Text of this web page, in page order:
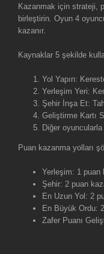
Kazanmak için strateji,
birleştirin. Oyun 4
kazanır.
Kaynaklar 5 şekilde
Yol Yapın:
Yerleşim Yeri:
Şehir İnşa Et:
Geliştirme Kartı
Diğer
Puan kazanma yolları
Yerleşim: 1 puan
Şehir: 2 puan
En Uzun Yol: 2
En Büyük Ordu:
Zafer Puanı